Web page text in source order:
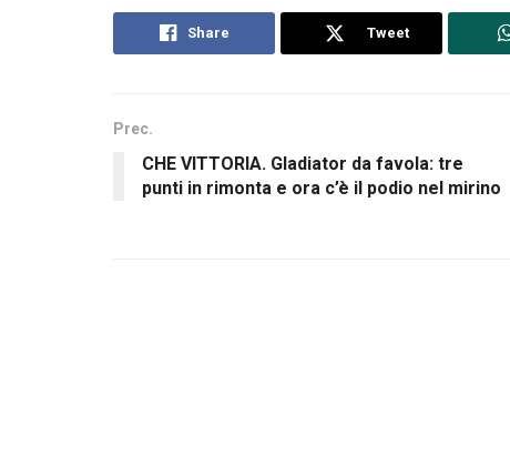
Share Tweet
Prec.
CHE VITTORIA. Gladiator da favola: tre
punti in rimonta e ora c’è il podio nel mirino